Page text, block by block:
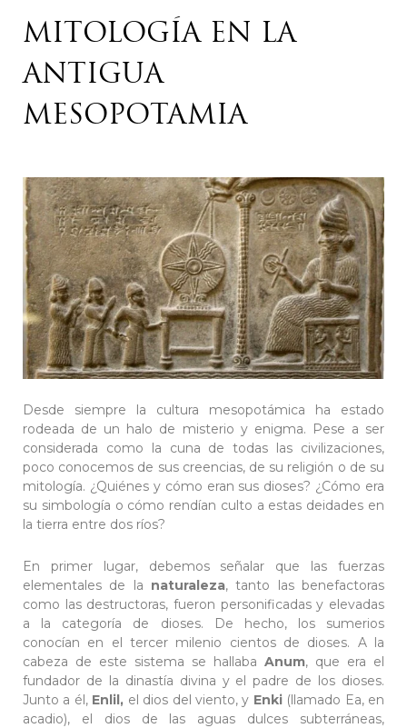
MITOLOGÍA EN LA
ANTIGUA
MESOPOTAMIA
Desde siempre la cultura mesopotámica ha estado
rodeada de un halo de misterio y enigma. Pese a ser
considerada como la cuna de todas las civilizaciones,
poco conocemos de sus creencias, de su religión o de su
mitología. ¿Quiénes y cómo eran sus dioses? ¿Cómo era
su simbología o cómo rendían culto a estas deidades en
la tierra entre dos ríos?
En primer lugar, debemos señalar que las fuerzas
elementales de la naturaleza, tanto las benefactoras
como las destructoras, fueron personificadas y elevadas
a la categoría de dioses. De hecho, los sumerios
conocían en el tercer milenio cientos de dioses. A la
cabeza de este sistema se hallaba Anum, que era el
fundador de la dinastía divina y el padre de los dioses.
Junto a él, Enlil, el dios del viento, y Enki (llamado Ea, en
acadio), el dios de las aguas dulces subterráneas,